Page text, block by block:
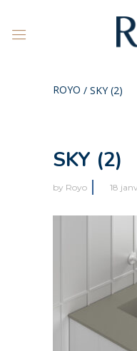
ROYO / SKY (2)
SKY (2)
by Royo 18